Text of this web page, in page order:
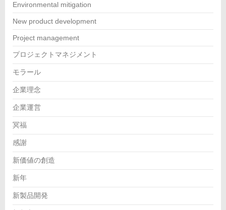
Environmental mitigation
New product development
Project management
プロジェクトマネジメント
モラール
企業理念
企業運営
冥福
感謝
新価値の創造
新年
新製品開発